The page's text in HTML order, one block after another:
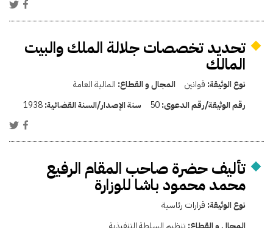
تحديد تخصصات جلالة الملك والبيت
المالك
نوع الوثيقة: قوانين المجال و القطاع: المالية العامة
رقم الوثيقة/رقم الدعوى:50 سنة الإصدار/السنة القضائية:1938
تأليف حضرة صاحب المقام الرفيع
محمد محمود باشا للوزارة
نوع الوثيقة: قرارات رئاسية